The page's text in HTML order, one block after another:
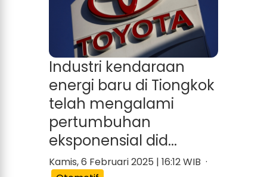
Industri kendaraan
energi baru di Tiongkok
telah mengalami
pertumbuhan
eksponensial did...
Kamis, 6 Februari 2025 | 16:12 WIB ·